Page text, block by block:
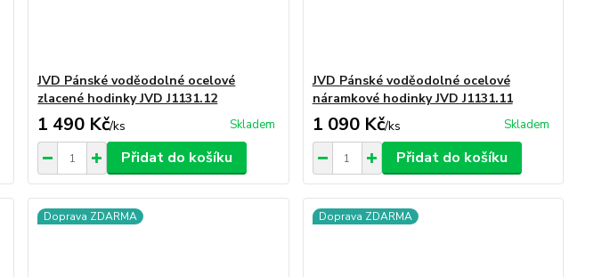
JVD Pánské voděodolné ocelové
zlacené hodinky JVD J1131.12
1 490 Kč/ks Skladem
Přidat do košíku
JVD Pánské voděodolné ocelové
náramkové hodinky JVD J1131.11
1 090 Kč/ks Skladem
Přidat do košíku
Doprava ZDARMA Doprava ZDARMA